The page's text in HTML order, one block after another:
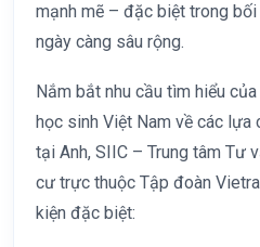
mạnh mẽ – đặc biệt trong
ngày càng sâu rộng.
Nắm bắt nhu cầu tìm hiểu
học sinh Việt Nam về các lựa
tại Anh, SIIC – Trung tâm Tư
cư trực thuộc Tập đoàn
kiện đặc biệt: